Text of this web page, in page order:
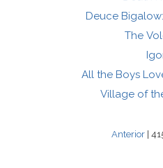
Deuce
The
All the Boys
Village of
Anterior |